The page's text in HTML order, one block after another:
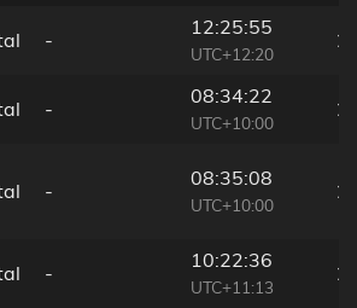
-
12:25:55
UTC+12:20
2
-
08:34:22
UTC+10:00
-
08:35:08
UTC+10:00
2
-
10:22:36
UTC+11:13